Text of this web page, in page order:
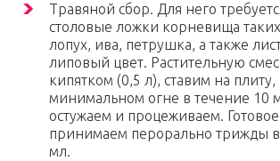
Травяной сбор. Для него
столовые ложки корневища
лопух, ива, петрушка, а также
липовый цвет. Растительную
кипятком (0,5 л), ставим на
минимальном огне в течение 10
остужаем и процеживаем. Готовое
принимаем перорально трижды в
мл.